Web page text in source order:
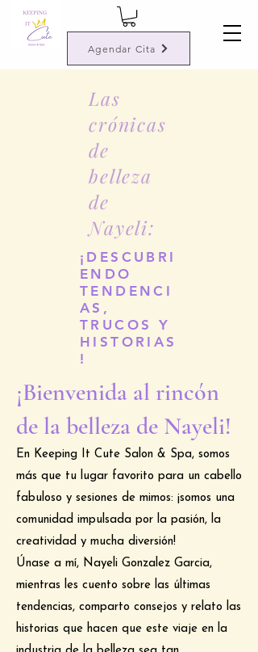
Agendar Cita
Las
crónicas
de
belleza
de
Nayeli:
¡DESCUBRI
ENDO
TENDENCI
AS,
TRUCOS Y
HISTORIAS
!
¡Bienvenida al rincón
de la belleza de Nayeli!
En Keeping It Cute Salon & Spa, somos
más que tu lugar favorito para un cabello
fabuloso y sesiones de mimos: ¡somos una
comunidad impulsada por la pasión, la
creatividad y mucha diversión!
Únase a mí, Nayeli Gonzalez Garcia,
mientras les cuento sobre las últimas
tendencias, comparto consejos y relato las
historias que hacen que este viaje en la